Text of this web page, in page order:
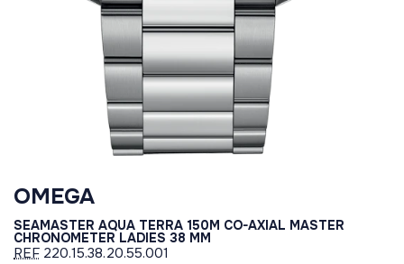
OMEGA
SEAMASTER AQUA TERRA 150M CO-AXIAL MASTER
CHRONOMETER LADIES 38 MM
REF 220.15.38.20.55.001